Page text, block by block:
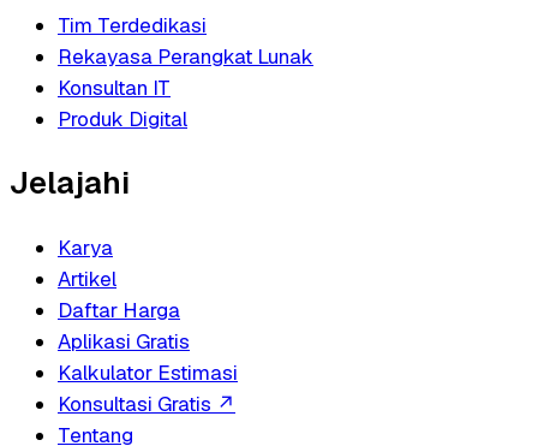
Tim Terdedikasi
Rekayasa Perangkat Lunak
Konsultan IT
Produk Digital
Jelajahi
Karya
Artikel
Daftar Harga
Aplikasi Gratis
Kalkulator Estimasi
Konsultasi Gratis ↗
Tentang